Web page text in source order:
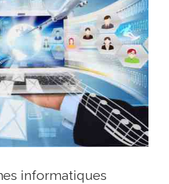
informatiques